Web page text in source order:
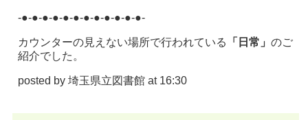
-●-●-●-●-●-●-●-●-●-●-●-●-
カウンターの見えない場所で行われている 「日常」 のご
紹介でした。
posted by 埼玉県立図書館at 16:30